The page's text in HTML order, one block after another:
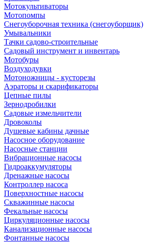
Мотокультиваторы
Мотопомпы
Снегоуборочная техника (снегоуборщик)
Умывальники
Тачки садово-строительные
Садовый инструмент и инвентарь
Мотобуры
Воздуходувки
Мотоножницы - кусторезы
Аэраторы и скарификаторы
Цепные пилы
Зернодробилки
Садовые измельчители
Дровоколы
Душевые кабины дачные
Насосное оборудование
Насосные станции
Вибрационные насосы
Гидроаккумуляторы
Дренажные насосы
Контроллер насоса
Поверхностные насосы
Скважинные насосы
Фекальные насосы
Циркуляционные насосы
Канализационные насосы
Фонтанные насосы